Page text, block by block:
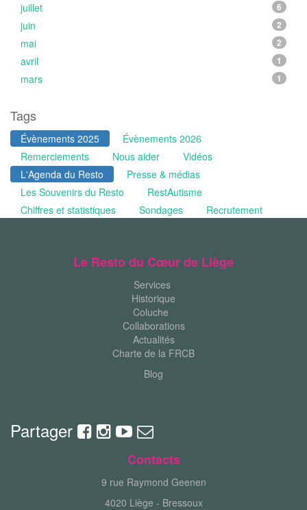
juillet 6
juin 2
mai 2
avril 1
mars 1
Tags
Évènements 2025
Évènements 2026
Remerciements
Nous aider
Vidéos
L'Agenda du Resto
Presse & médias
Les Souvenirs du Resto
RestAutisme
Chiffres et statistiques
Sondages Recrutement
Le Resto du Cœur de Liège
Services
Historique
Coluche
Collaborations
Actualités
Charte de la FRCB
Blog
Partager
Contacts
9 rue Raymond Geenen
4020 Liège - Bressoux